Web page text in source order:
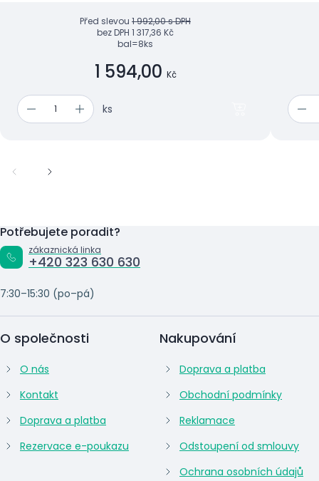
Před slevou 1 992,00 s DPH
bez DPH 1 317,36 Kč
bal=8ks
1 594,00 Kč
ks
Potřebujete poradit?
zákaznická linka
+420 323 630 630
7:30–15:30 (po–pá)
O společnosti
O nás
Kontakt
Doprava a platba
Rezervace e-poukazu
Nakupování
Doprava a platba
Obchodní podmínky
Reklamace
Odstoupení od smlouvy
Ochrana osobních údajů